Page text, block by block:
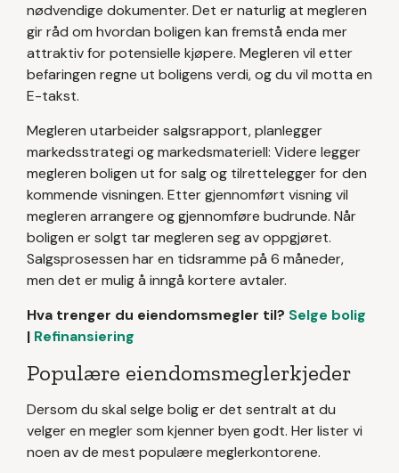
nødvendige dokumenter. Det er naturlig at megleren
gir råd om hvordan boligen kan fremstå enda mer
attraktiv for potensielle kjøpere. Megleren vil etter
befaringen regne ut boligens verdi, og du vil motta en
E-takst.
Megleren utarbeider salgsrapport, planlegger
markedsstrategi og markedsmateriell: Videre legger
megleren boligen ut for salg og tilrettelegger for den
kommende visningen. Etter gjennomført visning vil
megleren arrangere og gjennomføre budrunde. Når
boligen er solgt tar megleren seg av oppgjøret.
Salgsprosessen har en tidsramme på 6 måneder,
men det er mulig å inngå kortere avtaler.
Hva trenger du eiendomsmegler til? Selge bolig
| Refinansiering
Populære eiendomsmeglerkjeder
Dersom du skal selge bolig er det sentralt at du
velger en megler som kjenner byen godt. Her lister vi
noen av de mest populære meglerkontorene.